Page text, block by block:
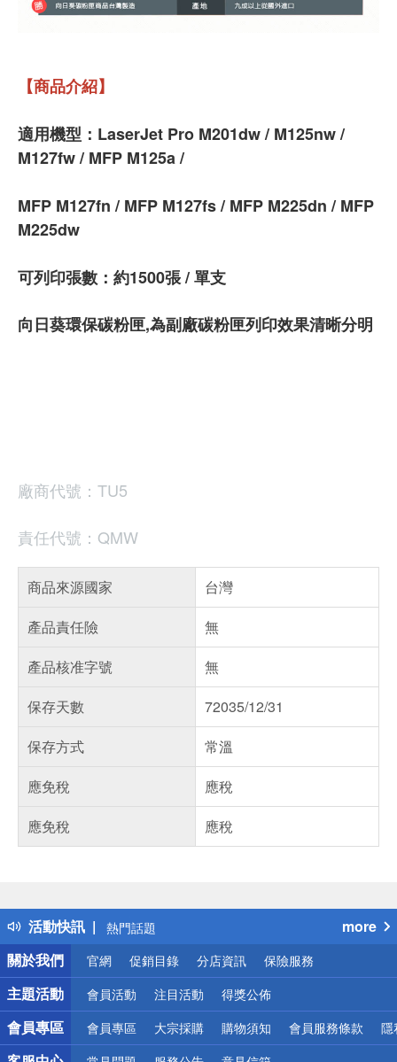
【商品介紹】
適用機型：LaserJet Pro M201dw / M125nw /
M127fw / MFP M125a /
MFP M127fn / MFP M127fs / MFP M225dn / MFP
M225dw
可列印張數：約1500張 / 單支
向日葵環保碳粉匣,為副廠碳粉匣列印效果清晰分明
廠商代號：TU5
責任代號：QMW
商品來源國家
台灣
產品責任險
無
產品核准字號
無
保存天數
72035/12/31
保存方式
常溫
應免稅
應稅
應免稅
應稅
活動快訊
得獎公告
熱門話題
銀行優惠
偏遠地區配送
詐騙網頁！請小心！
more
關於我們
官網 促銷目錄 分店資訊 保險服務
主題活動 會員活動 注目活動 得獎公佈
會員專區 會員專區 大宗採購 購物須知 會員服務條款 隱